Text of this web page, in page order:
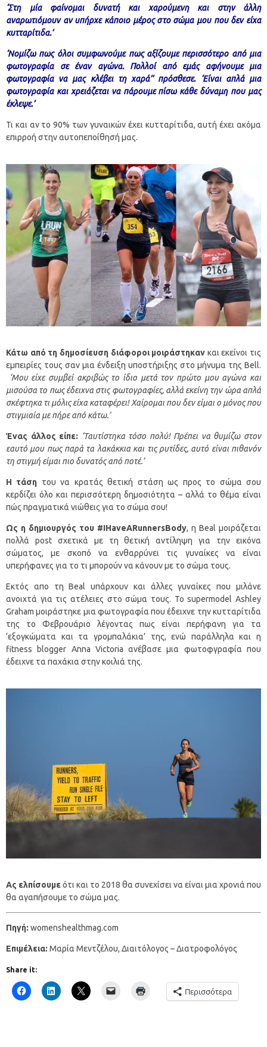
‘Στη μία φαίνομαι δυνατή και χαρούμενη και στην άλλη
αναρωτιόμουν αν υπήρχε κάποιο μέρος στο σώμα μου που δεν είχα
κυτταρίτιδα.’
‘Νομίζω πως όλοι συμφωνούμε πως αξίζουμε περισσότερο από μια
φωτογραφία σε έναν αγώνα. Πολλοί από εμάς αφήνουμε μια
φωτογραφία να μας κλέβει τη χαρά’’ πρόσθεσε. ‘Είναι απλά μια
φωτογραφία και χρειάζεται να πάρουμε πίσω κάθε δύναμη που μας
έκλεψε.’
Τι και αν το 90% των γυναικών έχει κυτταρίτιδα, αυτή έχει ακόμα
επιρροή στην αυτοπεποίθησή μας.
Κάτω από τη δημοσίευση διάφοροι μοιράστηκαν και εκείνοι τις
εμπειρίες τους σαν μια ένδειξη υποστήριξης στο μήνυμα της Bell.
‘Μου είχε συμβεί ακριβώς το ίδιο μετά τον πρώτο μου αγώνα και
μισούσα το πως έδειχνα στις φωτογραφίες, αλλά εκείνη την ώρα απλά
σκέφτηκα τι μόλις είχα καταφέρει! Χαίρομαι που δεν είμαι ο μόνος που
στιγμιαία με πήρε από κάτω.’
Ένας άλλος είπε: ‘Ταυτίστηκα τόσο πολύ! Πρέπει να θυμίζω στον
εαυτό μου πως παρά τα λακάκκια και τις ρυτίδες, αυτό είναι πιθανόν
τη στιγμή είμαι πιο δυνατός από ποτέ.’
Η τάση του να κρατάς θετική στάση ως προς το σώμα σου
κερδίζει όλο και περισσότερη δημοσιότητα – αλλά το θέμα είναι
πώς πραγματικά νιώθεις για το σώμα σου!
Ως η δημιουργός του #IHaveARunnersBody, η Beal μοιράζεται
πολλά post σχετικά με τη θετική αντίληψη για την εικόνα
σώματος, με σκοπό να ενθαρρύνει τις γυναίκες να είναι
υπερήφανες για το τι μπορούν να κάνουν με το σώμα τους.
Eκτός απο τη Beal υπάρχουν και άλλες γυναίκες που μιλάνε
ανοιχτά για τις ατέλειες στο σώμα τους. Το supermodel Ashley
Graham μοιράστηκε μια φωτογραφία που έδειχνε την κυτταρίτιδα
της το Φεβρουάριο λέγοντας πως είναι περήφανη για τα
‘εξογκώματα και τα γρομπαλάκια’ της, ενώ παράλληλα και η
fitness blogger Anna Victoria ανέβασε μια φωτοφγραφία που
έδειχνε τα παχάκια στην κοιλιά της.
Ας ελπίσουμεότι και το 2018 θα συνεχίσει να είναι μια χρονιά που
θα αγαπήσουμε το σώμα μας.
Πηγή: womenshealthmag.com
Επιμέλεια: Μαρία Μεντζέλου, Διαιτόλογος – Διατροφολόγος
Share it:
Περισσότερα